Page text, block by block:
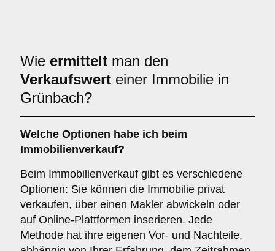
Wie ermittelt man den
Verkaufswert einer Immobilie in
Grünbach?
Welche Optionen habe ich beim
Immobilienverkauf?
Beim Immobilienverkauf gibt es verschiedene
Optionen: Sie können die Immobilie privat
verkaufen, über einen Makler abwickeln oder
auf Online-Plattformen inserieren. Jede
Methode hat ihre eigenen Vor- und Nachteile,